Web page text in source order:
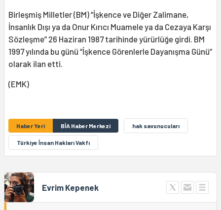
Birleşmiş Milletler (BM) “İşkence ve Diğer Zalimane,
İnsanlık Dışı ya da Onur Kırıcı Muamele ya da Cezaya Karşı
Sözleşme” 26 Haziran 1987 tarihinde yürürlüğe girdi. BM
1997 yılında bu günü “İşkence Görenlerle Dayanışma Günü”
olarak ilan etti.
(EMK)
Haber Yeri BİA Haber Merkezi hak savunucuları
Türkiye İnsan Hakları Vakfı
Evrim Kepenek